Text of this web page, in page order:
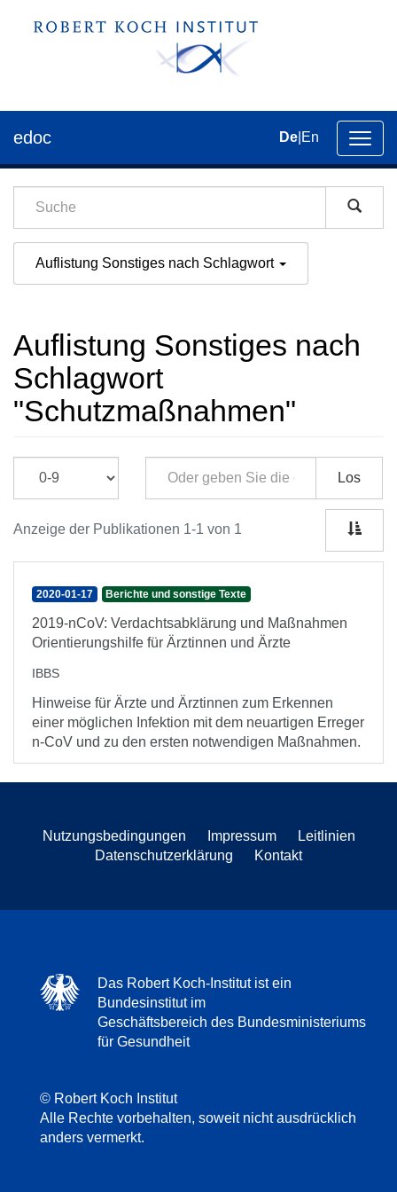
der
edoc De En
Auflistung Sonstiges nach Schlagwort
Auflistung Sonstiges nach
Schlagwort
"Schutzmaßnahmen"
Los
Anzeige der Publikationen 1-1 von 1
2020-01-17 Berichte und sonstige Texte
2019-nCoV: Verdachtsabklärung und Maßnahmen
Orientierungshilfe für Ärztinnen und Ärzte
IBBS
Hinweise für Ärzte und Ärztinnen zum Erkennen
einer möglichen Infektion mit dem neuartigen Erreger
n-CoV und zu den ersten notwendigen Maßnahmen.
Nutzungsbedingungen Impressum
Leitlinien
Datenschutzerklärung
Kontakt
Das Robert Koch-Institut ist ein
Bundesinstitut im
Geschäftsbereich des Bundesministeriums
für Gesundheit
© Robert Koch Institut
Alle Rechte vorbehalten, soweit nicht ausdrücklich
anders vermerkt.